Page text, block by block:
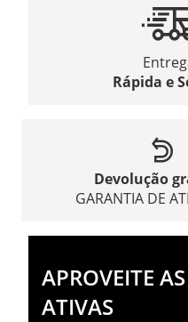
Rápida e
Devolução
GARANTIA DE
APROVEITE
ATIVAS